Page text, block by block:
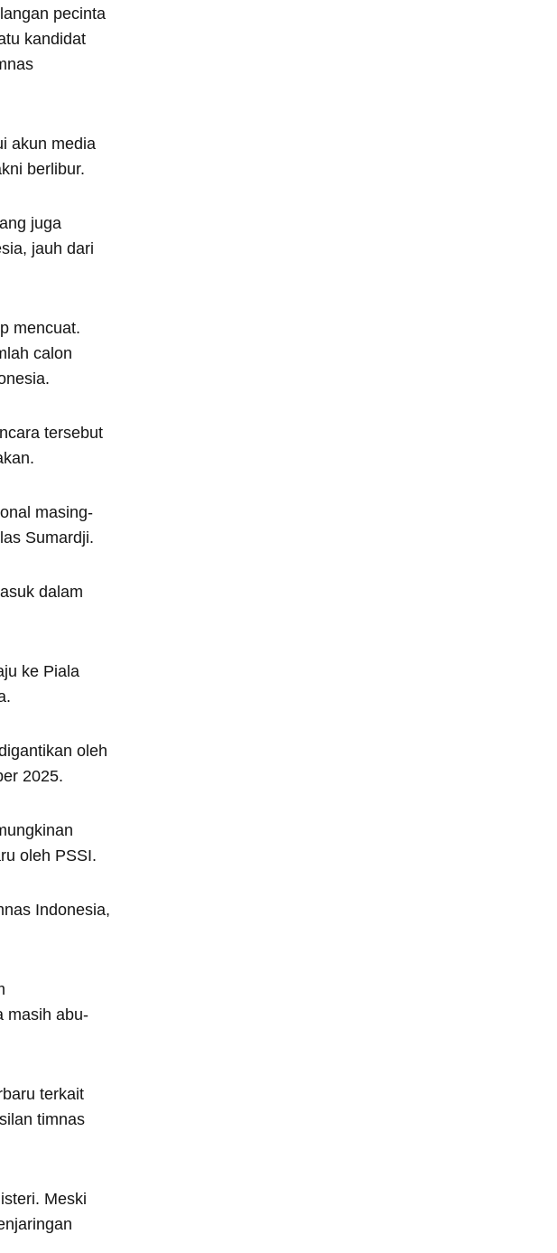
pecinta
kandidat
akun media
berlibur.
juga
jauh dari
mencuat.
calon
tersebut
masing-
Sumardji.
dalam
ke Piala
oleh
2025.
oleh PSSI.
Indonesia,
masih abu-
terkait
timnas
Meski